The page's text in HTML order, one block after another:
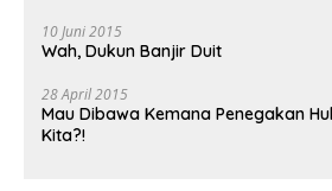
10 Juni 2015
Wah, Dukun Banjir Duit
28 April 2015
Mau Dibawa Kemana Penegakan
Kita?!